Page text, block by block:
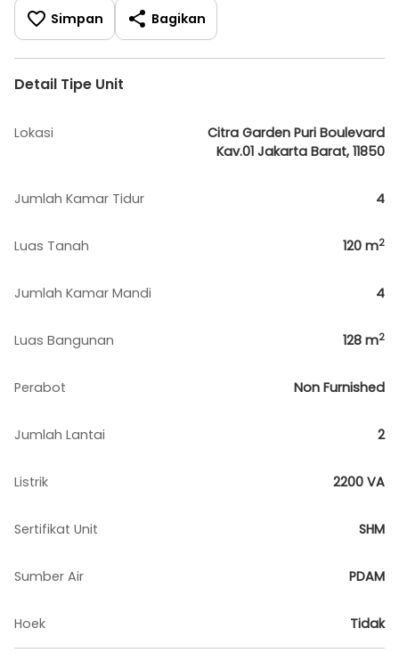
Simpan Bagikan
Detail Tipe Unit
Lokasi
Citra Garden Puri Boulevard
Kav.01 Jakarta Barat, 11850
Jumlah Kamar Tidur 4
Luas Tanah 120 m2
Jumlah Kamar Mandi 4
Luas Bangunan 128 m2
Perabot Non Furnished
Jumlah Lantai 2
Listrik 2200 VA
Sertifikat Unit SHM
Sumber Air PDAM
Hoek Tidak